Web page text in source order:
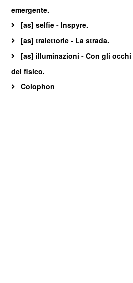
emergente.
[as] selfie - Inspyre.
[as] traiettorie - La strada.
[as] illuminazioni - Con gli occhi
del fisico.
Colophon